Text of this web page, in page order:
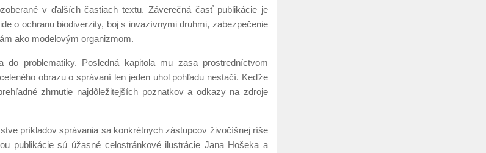
v ďalších častiach textu. Záverečná časť publikácie je
o ochranu biodiverzity, boj s invazívnymi druhmi, zabezpečenie
ako modelovým organizmom.
problematiky. Posledná kapitola mu zasa prostredníctvom
obrazu o správaní len jeden uhol pohľadu nestačí. Keďže
zhrnutie najdôležitejších poznatkov a odkazy na zdroje
príkladov správania sa konkrétnych zástupcov živočíšnej ríše
publikácie sú úžasné celostránkové ilustrácie Jana Hošeka a